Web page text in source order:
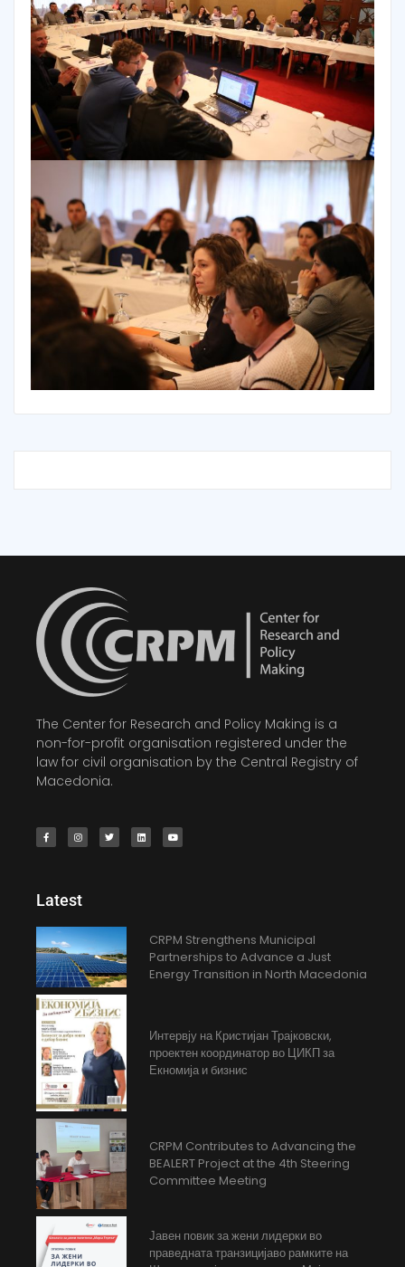
The Center for Research and Policy Making is a
non-for-profit organisation registered under the
law for civil organisation by the Central Registry of
Macedonia.
Latest
CRPM Strengthens Municipal
Partnerships to Advance a Just
Energy Transition in North Macedonia
Интервју на Кристијан Трајковски,
проектен координатор во ЦИКП за
Екномија и бизнис
CRPM Contributes to Advancing the
BEALERT Project at the 4th Steering
Committee Meeting
Јавен повик за жени лидерки во
праведната транзицијаво рамките на